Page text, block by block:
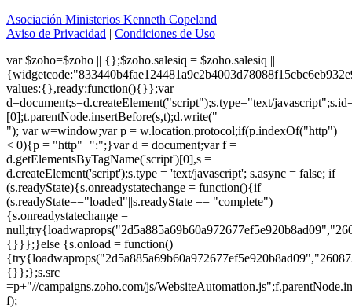
Asociación Ministerios Kenneth Copeland
Aviso de Privacidad | Condiciones de Uso
var $zoho=$zoho || {};$zoho.salesiq = $zoho.salesiq ||
values:{},ready:function(){}};var
d=document;s=d.createElement("script");s.type="text/
[0];t.parentNode.insertBefore(s,t);d.write("
"); var w=window;var p = w.location.protocol;if(p.indexOf("http")
< 0){p = "http"+":";}var d = document;var f =
d.getElementsByTagName('script')[0],s =
d.createElement('script');s.type = 'text/javascript'; s.async = false; if
(s.readyState){s.onreadystatechange = function(){if
(s.readyState=="loaded"||s.readyState == "complete")
{s.onreadystatechange =
{}}};}else {s.onload = function()
{}};};s.src
=p+"//campaigns.zoho.com/js/
f);